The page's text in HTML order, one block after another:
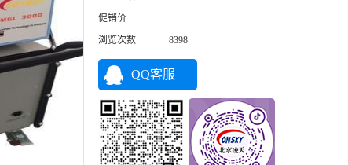
促销价
浏览次数
8398
QQ客服